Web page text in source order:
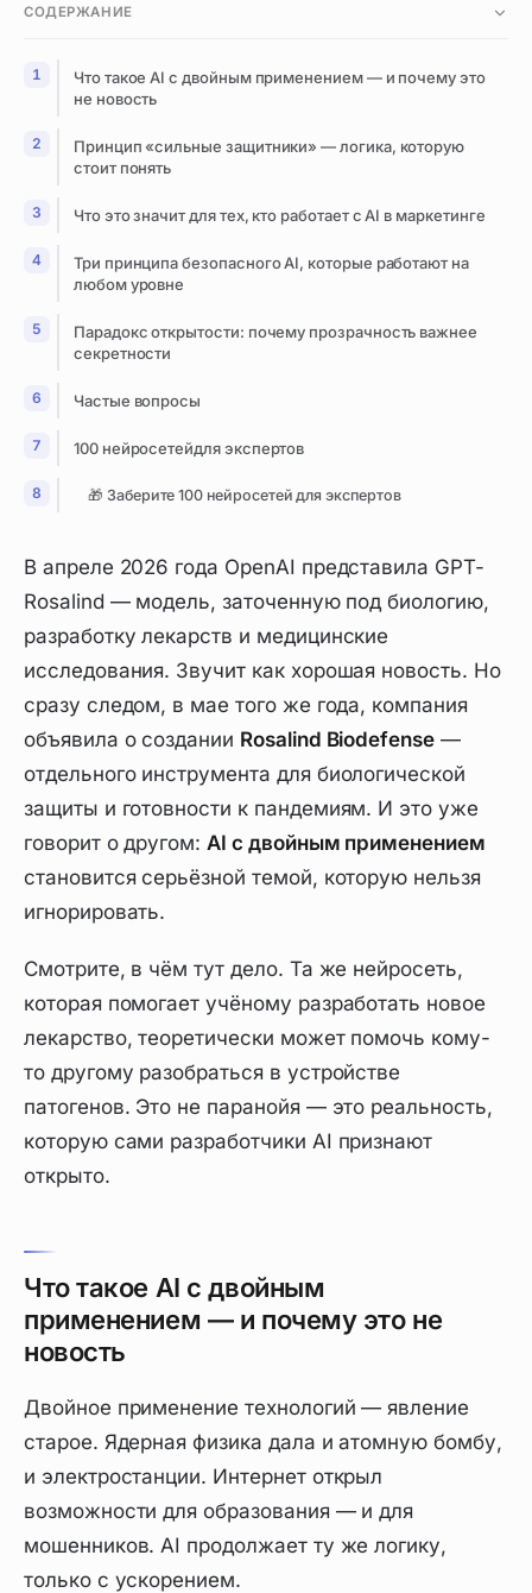
СОДЕРЖАНИЕ
Что такое AI с двойным применением — и почему это
не новость
Принцип «сильные защитники» — логика, которую
стоит понять
Что это значит для тех, кто работает с AI в маркетинге
Три принципа безопасного AI, которые работают на
любом уровне
Парадокс открытости: почему прозрачность важнее
секретности
Частые вопросы
100 нейросетейдля экспертов
🎁 Заберите 100 нейросетей для экспертов
В апреле 2026 года OpenAI представила GPT-
Rosalind — модель, заточенную под биологию,
разработку лекарств и медицинские
исследования. Звучит как хорошая новость. Но
сразу следом, в мае того же года, компания
объявила о создании Rosalind Biodefense —
отдельного инструмента для биологической
защиты и готовности к пандемиям. И это уже
говорит о другом:AI с двойным применением
становится серьёзной темой, которую нельзя
игнорировать.
Смотрите, в чём тут дело. Та же нейросеть,
которая помогает учёному разработать новое
лекарство, теоретически может помочь кому-
то другому разобраться в устройстве
патогенов. Это не паранойя — это реальность,
которую сами разработчики AI признают
открыто.
Что такое AI с двойным
применением — и почему это не
новость
Двойное применение технологий — явление
старое. Ядерная физика дала и атомную бомбу,
и электростанции. Интернет открыл
возможности для образования — и для
мошенников. AI продолжает ту же логику,
только с ускорением.